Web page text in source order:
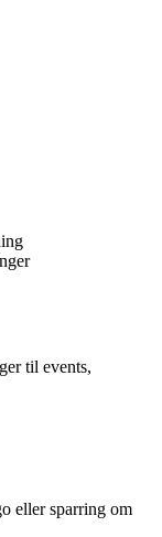
til events,
eller sparring om